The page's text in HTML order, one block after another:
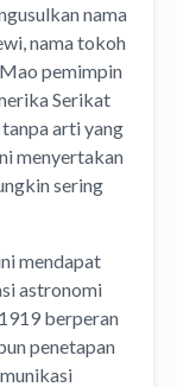
nama
nama tokoh
pemimpin
Serikat
arti yang
menyertakan
sering
mendapat
astronomi
berperan
penetapan